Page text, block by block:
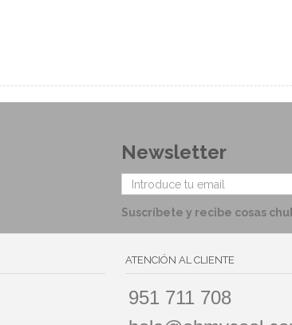
Newsletter
Suscríbete y recibe cosas
ATENCIÓN AL CLIENTE
951 711 708